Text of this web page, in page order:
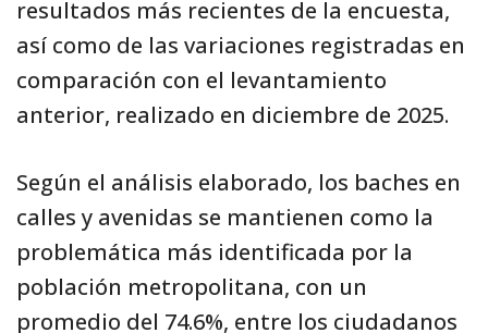
resultados más recientes de la encuesta,
así como de las variaciones registradas en
comparación con el levantamiento
anterior, realizado en diciembre de 2025.
Según el análisis elaborado, los baches en
calles y avenidas se mantienen como la
problemática más identificada por la
población metropolitana, con un
promedio del 74.6%, entre los ciudadanos